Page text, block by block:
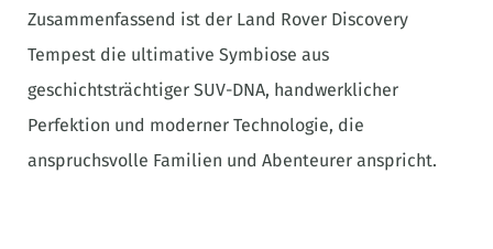
Zusammenfassend ist der Land Rover Discovery
Tempest die ultimative Symbiose aus
geschichtsträchtiger SUV-DNA, handwerklicher
Perfektion und moderner Technologie, die
anspruchsvolle Familien und Abenteurer anspricht.